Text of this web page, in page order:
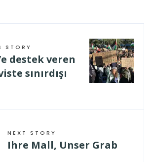
STORY
destek veren
sınırdışı
NEXT STORY
Ihre Mall, Unser Grab